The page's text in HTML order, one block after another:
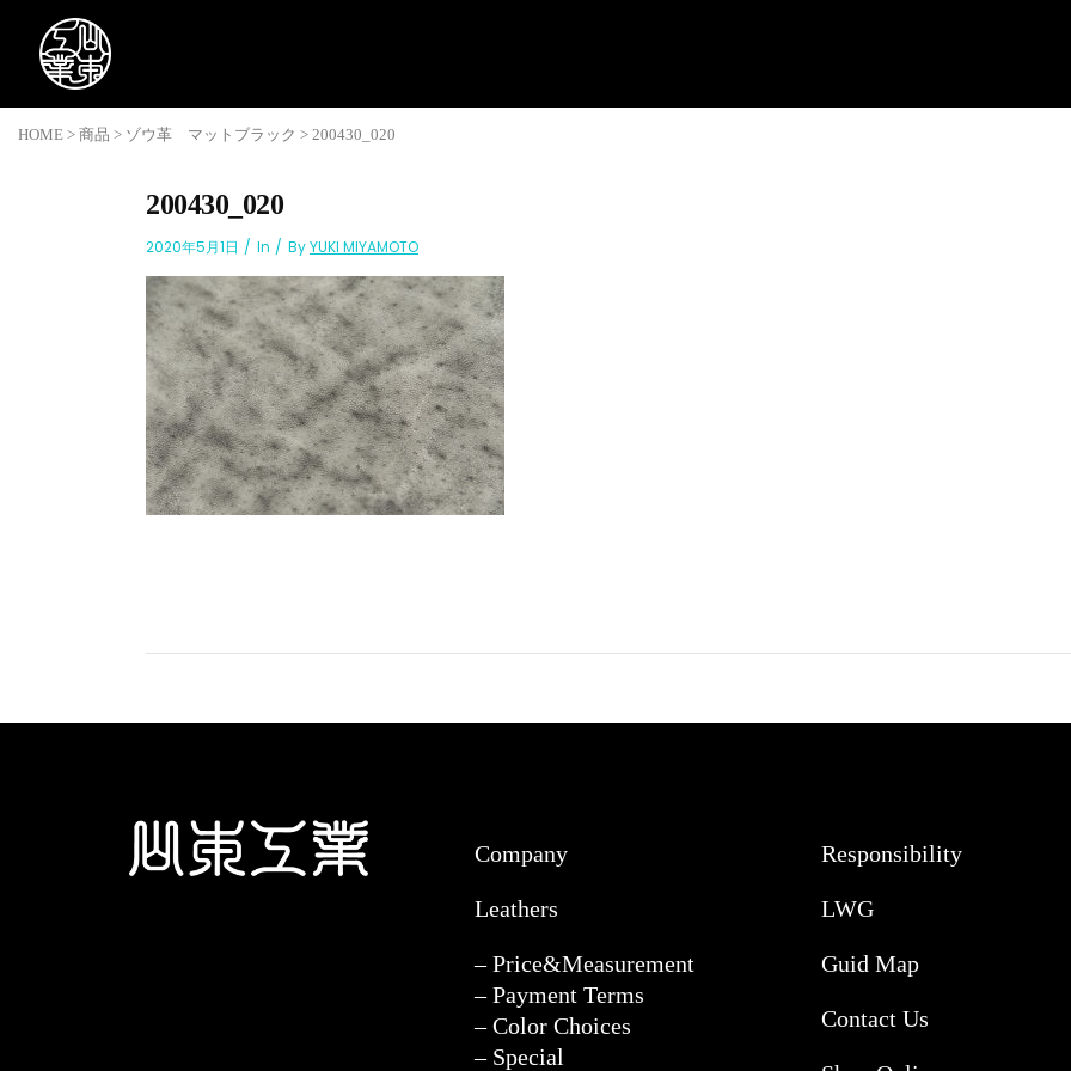
HOME > 商品 > ゾウ革 マットブラック > 200430_020
200430_020
2020年5月1日 In ByYUKI MIYAMOTO
Company
Leathers
– Price&Measurement
– Payment Terms
– Color Choices
– Special
Responsibility
LWG
Guid Map
Contact Us